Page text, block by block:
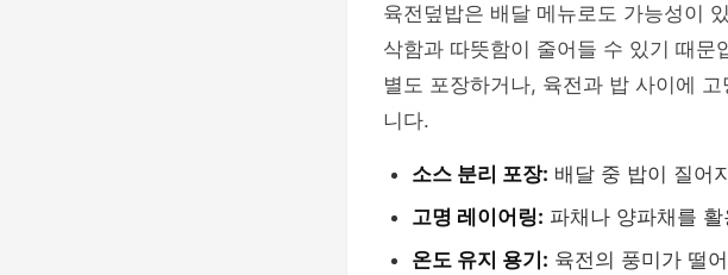
육전덮밥은 배달 메뉴로도 가능성이
삭함과 따뜻함이 줄어들 수 있기 때
별도 포장하거나, 육전과 밥 사이에
니다.
소스 분리 포장: 배달 중 밥이 질어
고명 레이어링: 파채나 양파채를
온도 유지 용기: 육전의 풍미가 떨